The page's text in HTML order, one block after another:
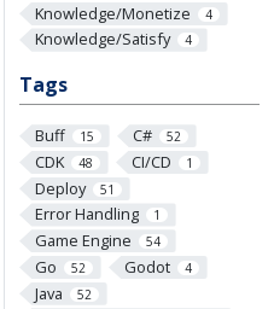
Knowledge/Monetize 4
Knowledge/Satisfy 4
Tags
Buff 15 C# 52
CDK 48 CI/CD 1
Deploy 51
Error Handling 1
Game Engine 54
Go 52 Godot 4
Java 52